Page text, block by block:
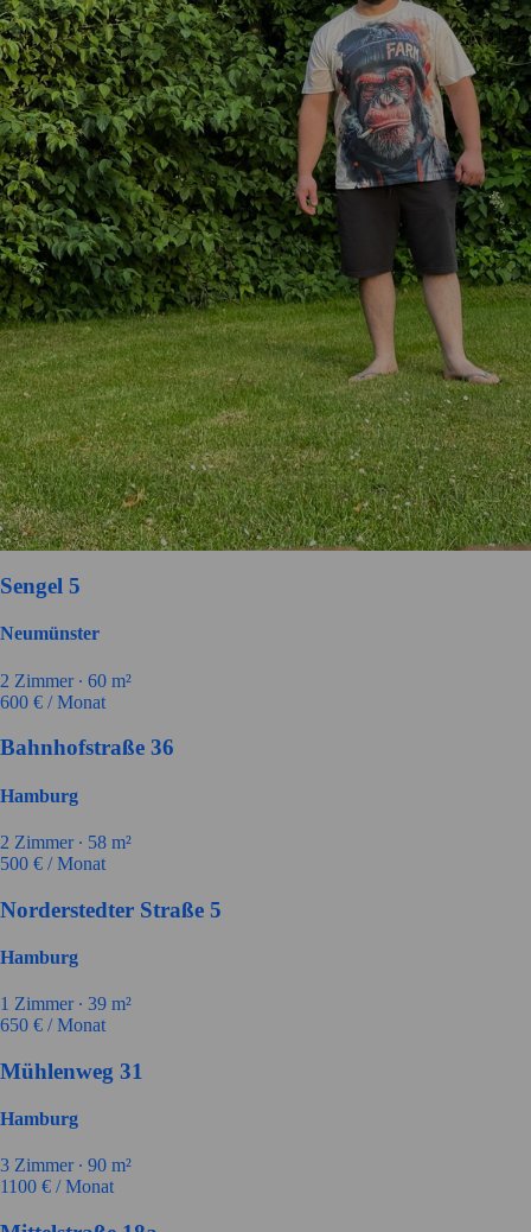
Sengel 5
Neumünster
2 Zimmer ∙ 60 m²
600 € / Monat
Bahnhofstraße 36
Hamburg
2 Zimmer ∙ 58 m²
500 € / Monat
Norderstedter Straße 5
Hamburg
1 Zimmer ∙ 39 m²
650 € / Monat
Mühlenweg 31
Hamburg
3 Zimmer ∙ 90 m²
1100 € / Monat